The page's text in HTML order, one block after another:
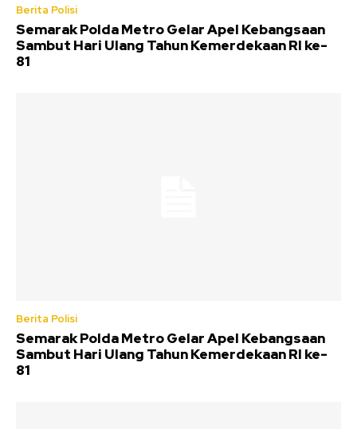
Berita Polisi
Semarak Polda Metro Gelar Apel Kebangsaan
Sambut Hari Ulang Tahun Kemerdekaan RI ke-
81
Berita Polisi
Semarak Polda Metro Gelar Apel Kebangsaan
Sambut Hari Ulang Tahun Kemerdekaan RI ke-
81